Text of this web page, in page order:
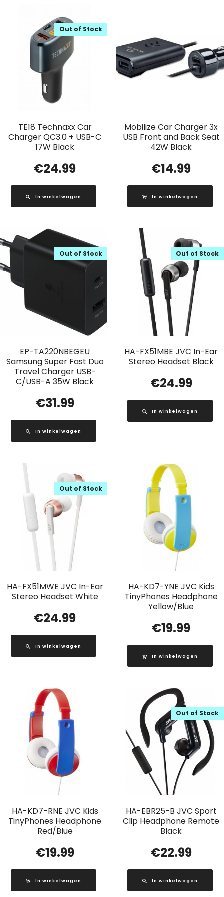
TE18 Technaxx Car
Charger QC3.0 + USB-C
17W Black
Out of Stock
€24.99
In winkelwagen
Mobilize Car Charger 3x
USB Front and Back Seat
42W Black
€14.99
In winkelwagen
EP-TA220NBEGEU
Samsung Super Fast Duo
Travel Charger USB-
C/USB-A 35W Black
Out of Stock
€31.99
In winkelwagen
HA-FX51MBE JVC In-Ear
Stereo Headset Black
Out of Stock
€24.99
In winkelwagen
HA-FX51MWE JVC In-Ear
Stereo Headset White
Out of Stock
€24.99
In winkelwagen
HA-KD7-YNE JVC Kids
TinyPhones Headphone
Yellow/Blue
€19.99
In winkelwagen
HA-KD7-RNE JVC Kids
TinyPhones Headphone
Red/Blue
€19.99
In winkelwagen
HA-EBR25-B JVC Sport
Clip Headphone Remote
Black
Out of Stock
€22.99
In winkelwagen